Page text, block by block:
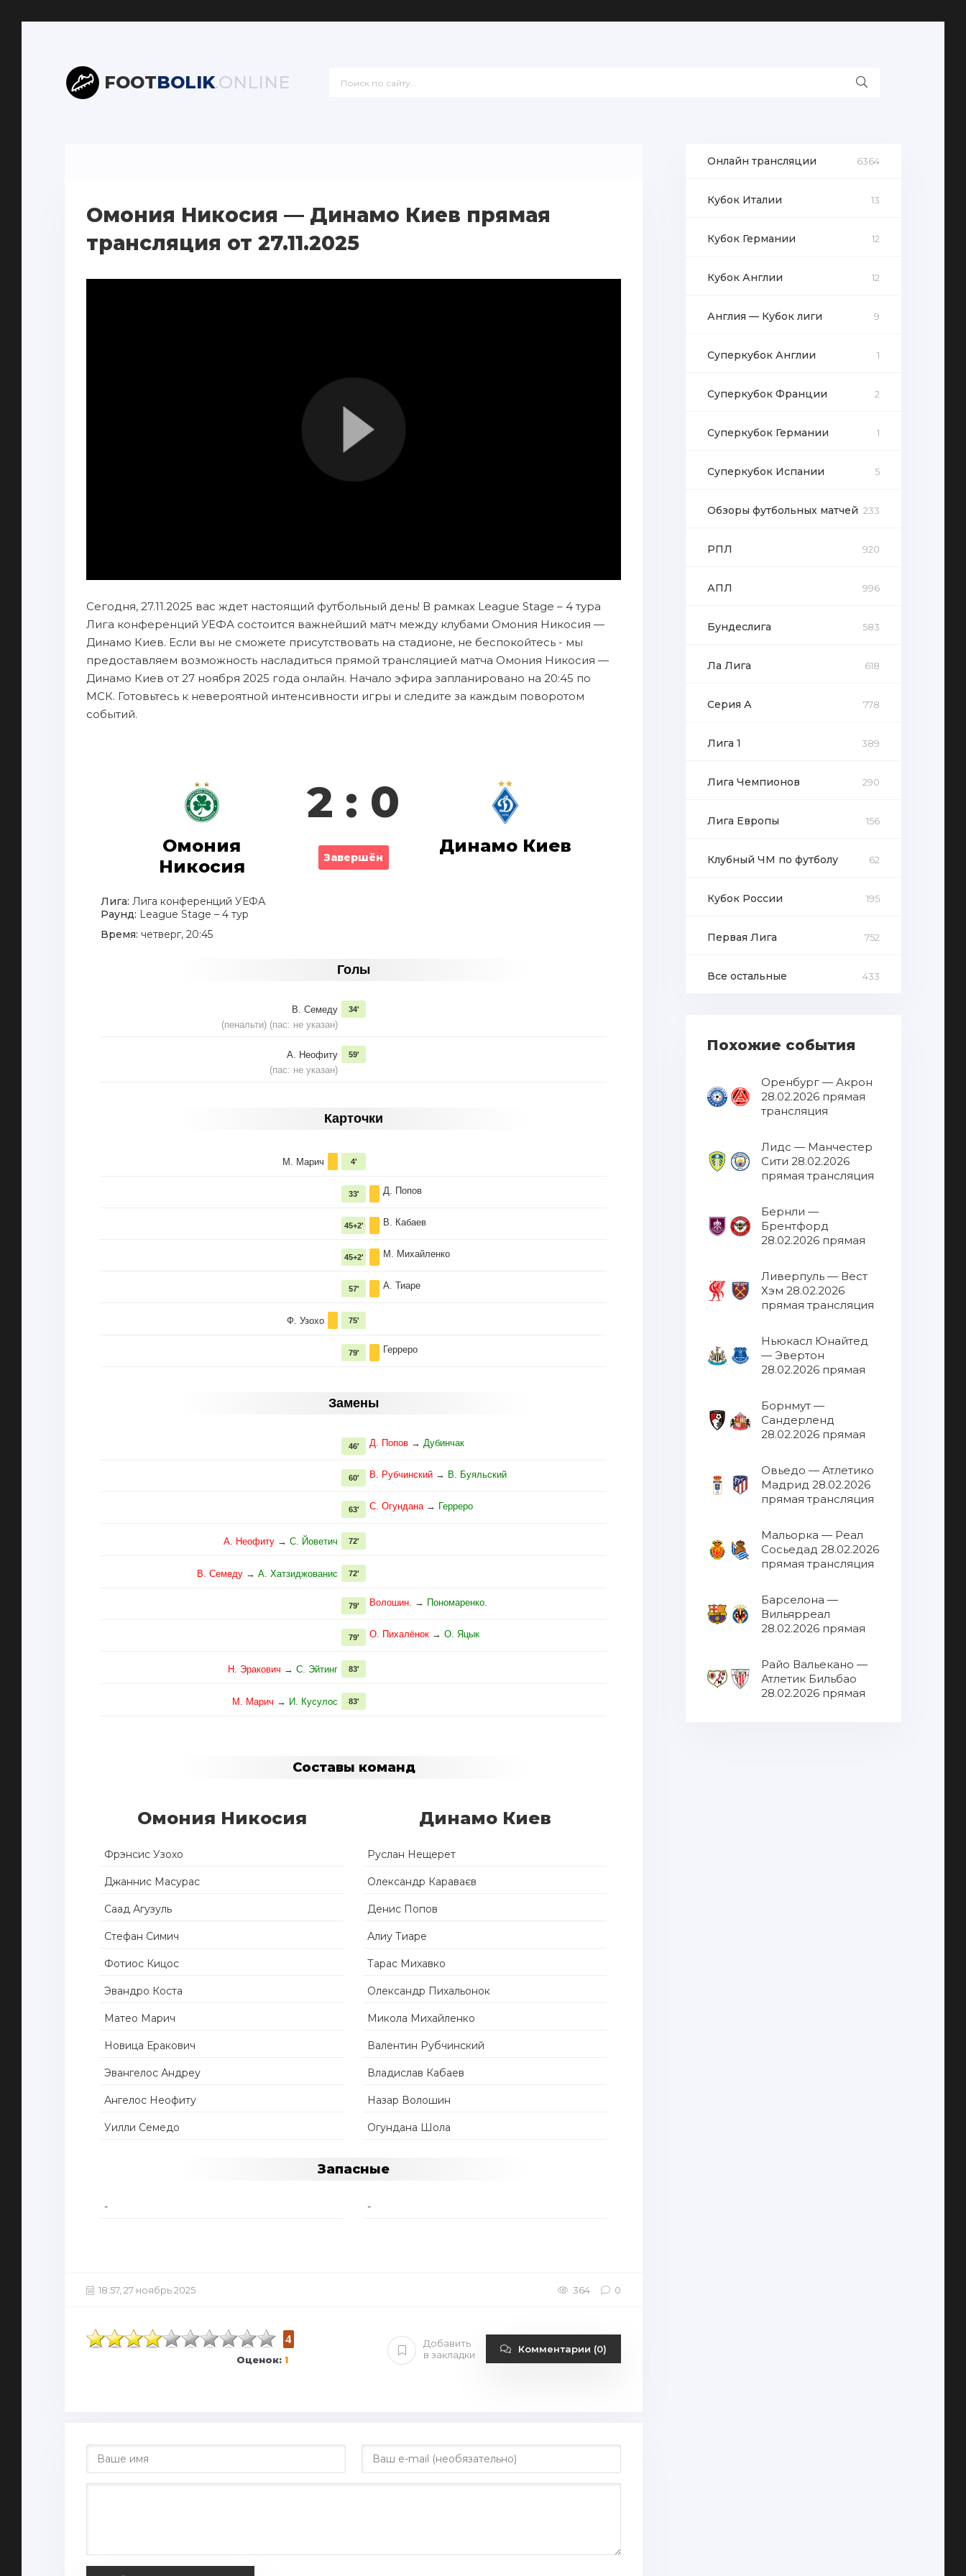
FOOTBOLIK.ONLINE
Омония Никосия — Динамо Киев прямая
трансляция от 27.11.2025
Сегодня, 27.11.2025 вас ждет настоящий футбольный день! В рамках League Stage – 4 тура
Лига конференций УЕФА состоится важнейший матч между клубами Омония Никосия —
Динамо Киев. Если вы не сможете присутствовать на стадионе, не беспокойтесь - мы
предоставляем возможность насладиться прямой трансляцией матча Омония Никосия —
Динамо Киев от 27 ноября 2025 года онлайн. Начало эфира запланировано на 20:45 по
МСК. Готовьтесь к невероятной интенсивности игры и следите за каждым поворотом
событий.
Омония
Никосия
2 : 0
Завершён
Динамо Киев
Лига: Лига конференций УЕФА
Раунд: League Stage – 4 тур
Время: четверг, 20:45
Голы
В. Семеду
(пенальти) (пас: не указан)
34'
А. Неофиту
(пас: не указан)
59'
Карточки
М. Марич 4'
Д. Попов
33'
В. Кабаев
45+2'
М. Михайленко
45+2'
А. Тиаре
57'
Ф. Узохо 75'
Герреро
79'
Замены
Д. Попов → Дубинчак
46'
В. Рубчинский → В. Буяльский
60'
С. Огундана → Герреро
63'
А. Неофиту → С. Йоветич 72'
В. Семеду → А. Хатзиджованис 72'
Волошин. → Пономаренко.
79'
О. Пихалёнок → О. Яцык
79'
Н. Эракович → С. Эйтинг 83'
М. Марич → И. Кусулос 83'
Составы команд
Омония Никосия
Фрэнсис Узохо
Джаннис Масурас
Саад Агузуль
Стефан Симич
Фотиос Кицос
Эвандро Коста
Матео Марич
Новица Еракович
Эвангелос Андреу
Ангелос Неофиту
Уилли Семедо
Динамо Киев
Руслан Нещерет
Олександр Караваєв
Денис Попов
Алиу Тиаре
Тарас Михавко
Олександр Пихальонок
Микола Михайленко
Валентин Рубчинский
Владислав Кабаев
Назар Волошин
Огундана Шола
Запасные
- -
18:57, 27 ноябрь 2025 364 0
4
Оценок: 1
Добавить
в закладки
Комментарии (0)
Онлайн трансляции 6364
Кубок Италии 13
Кубок Германии 12
Кубок Англии 12
Англия — Кубок лиги 9
Суперкубок Англии 1
Суперкубок Франции 2
Суперкубок Германии 1
Суперкубок Испании 5
Обзоры футбольных матчей 233
РПЛ 920
АПЛ 996
Бундеслига 583
Ла Лига 618
Серия А 778
Лига 1 389
Лига Чемпионов 290
Лига Европы 156
Клубный ЧМ по футболу 62
Кубок России 195
Первая Лига 752
Все остальные 433
Похожие события
Оренбург — Акрон
28.02.2026 прямая
трансляция
Лидс — Манчестер
Сити 28.02.2026
прямая трансляция
Бернли —
Брентфорд
28.02.2026 прямая
Ливерпуль — Вест
Хэм 28.02.2026
прямая трансляция
Ньюкасл Юнайтед
— Эвертон
28.02.2026 прямая
Борнмут —
Сандерленд
28.02.2026 прямая
Овьедо — Атлетико
Мадрид 28.02.2026
прямая трансляция
Мальорка — Реал
Сосьедад 28.02.2026
прямая трансляция
Барселона —
Вильярреал
28.02.2026 прямая
Райо Вальекано —
Атлетик Бильбао
28.02.2026 прямая